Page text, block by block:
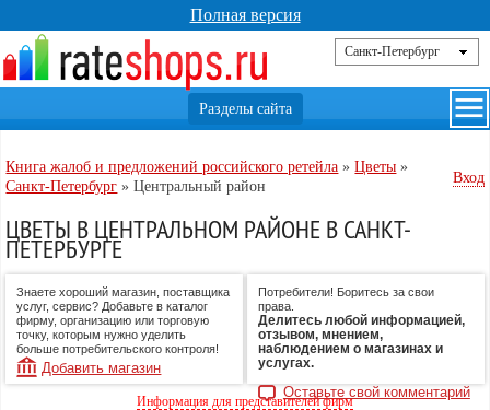
Полная версия
Книга жалоб и предложений российского ретейла »Цветы »
Санкт-Петербург »Центральный район
Вход
ЦВЕТЫ В ЦЕНТРАЛЬНОМ РАЙОНЕ В САНКТ-
ПЕТЕРБУРГЕ
Знаете хороший магазин, поставщика
услуг, сервис? Добавьте в каталог
фирму, организацию или торговую
точку, которым нужно уделить
больше потребительского контроля!
Добавить магазин
Потребители! Боритесь за свои
права.
Делитесь любой информацией,
отзывом, мнением,
наблюдением о магазинах и
услугах.
Оставьте свой комментарий
Информация для представителей фирм